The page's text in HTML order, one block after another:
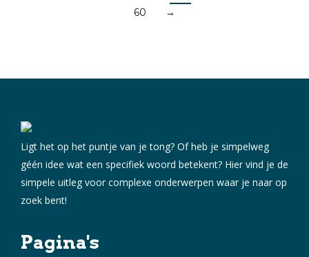
60
→
Ligt het op het puntje van je tong? Of heb je simpelweg
géén idee wat een specifiek woord betekent? Hier vind je de
simpele uitleg voor complexe onderwerpen waar je naar op
zoek bent!
Pagina's